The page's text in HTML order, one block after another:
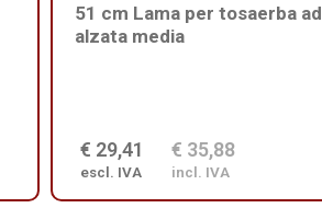
51 cm Lama per tosaerba ad
alzata media
€ 29,41
escl. IVA
€ 35,88
incl. IVA